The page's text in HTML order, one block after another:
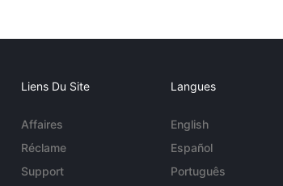
Liens Du Site
Affaires
Réclame
Support
Langues
English
Español
Português